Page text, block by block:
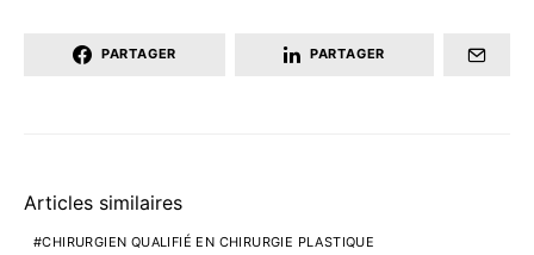
PARTAGER PARTAGER
Articles similaires
CHIRURGIEN QUALIFIÉ EN CHIRURGIE PLASTIQUE